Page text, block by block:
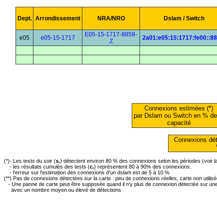
Dept. Arrondissement NRA/NRO Dslam / Switch
e05 e05-15-1717
E05-15-1717-8859-
Z
Connexions estimées (*)
par Dslam ou Switch en %
capacité
Connexions
(*)- Les tests du soir (s.) détectent environ 80 % des connexions selon les périodes (voir
- les résultats cumulés des tests (c.) représentent 80 à 90% des connexions.
- l'erreur sur l'estimation des connexions d'un dslam est de 5 à 10 %
(**) Pas de connexions détectées sur la carte : peu de connexions réelles, carte non
- Une panne de carte peut être supposée quand il n'y plus de connexion détectée sur
avec un nombre moyen ou élevé de détections